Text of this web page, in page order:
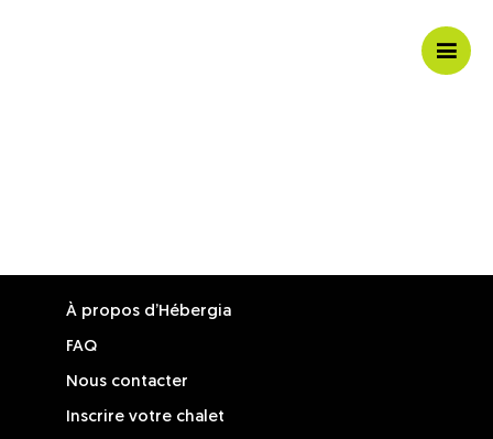
Ouvrir
/
À propos d’Hébergia
FAQ
Nous contacter
Inscrire votre chalet